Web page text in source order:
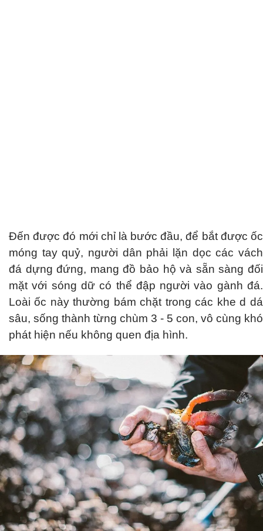
Đến được đó mới chỉ là bước đầu, để bắt được ốc
móng tay quỷ, người dân phải lặn dọc các vách
đá dựng đứng, mang đồ bảo hộ và sẵn sàng đối
mặt với sóng dữ có thể đập người vào gành đá.
Loài ốc này thường bám chặt trong các khe d dá
sâu, sống thành từng chùm 3 - 5 con, vô cùng khó
phát hiện nếu không quen địa hình.